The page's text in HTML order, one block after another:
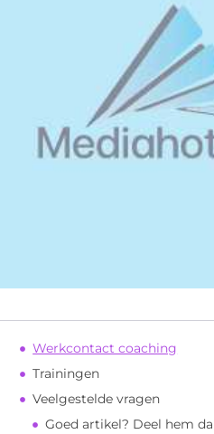
Werkcontact coaching
Trainingen
Veelgestelde vragen
Goed artikel? Deel hem